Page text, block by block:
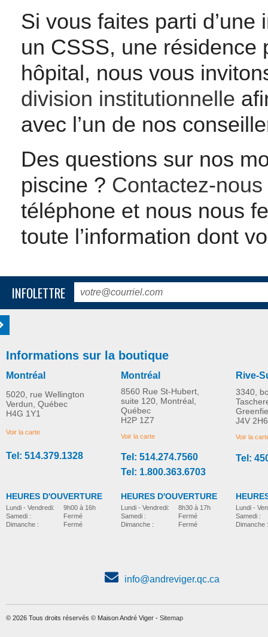
Si vous faites parti
un CSSS, une résidence
hôpital, nous vous
division institutionnelle
avec l’un de nos
Des questions sur nos
piscine ? Contactez-nous
téléphone et nous nous
toute l’information dont
INFOLETTRE
Informations sur la boutique
Montréal
5020, rue Wellington
Verdun, Québec
H4G 1Y1
Voir la carte
Tel: 514.379.1328
HEURES D'OUVERTURE
Lundi - Vendredi:
Samedi :
Dimanche :
9h00 à 16h
Fermé
Fermé
Montréal
8560 Rue St-Hubert,
suite 120, Montréal,
Québec
H2P 1Z7
Voir la carte
Tel: 514.274.7560
Tel: 1.800.363.6703
HEURES D'OUVERTURE
Lundi - Vendredi:
Samedi :
Dimanche :
8h30 à 17h
Fermé
Fermé
Rive-
3340,
J4V 2H6
Voir la
Tel:
Lundi -
Samedi :
Dimanche :
info@andreviger.qc.ca
© 2026 Tous droits réservés © Maison André Viger - Sitemap